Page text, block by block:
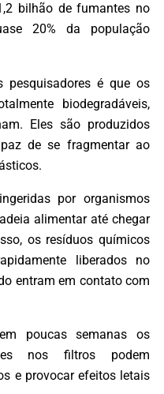
bilhão de fumantes no
20% da população
pesquisadores é que os
biodegradáveis,
Eles são produzidos
de se fragmentar ao
por organismos
alimentar até chegar
os resíduos químicos
liberados no
entram em contato com
poucas semanas os
nos filtros podem
e provocar efeitos letais